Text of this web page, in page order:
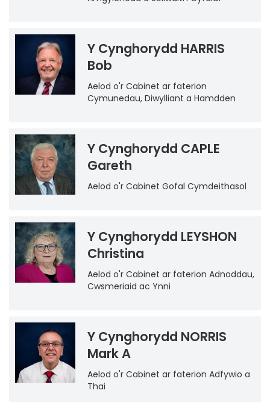
Y Cynghorydd HARRIS
Bob
Aelod o'r Cabinet ar faterion
Cymunedau, Diwylliant a Hamdden
Y Cynghorydd CAPLE
Gareth
Aelod o'r Cabinet Gofal Cymdeithasol
Y Cynghorydd LEYSHON
Christina
Aelod o'r Cabinet ar faterion Adnoddau,
Cwsmeriaid ac Ynni
Y Cynghorydd NORRIS
Mark A
Aelod o'r Cabinet ar faterion Adfywio a
Thai